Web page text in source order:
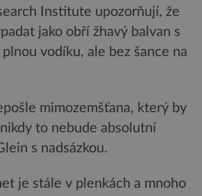
Institute upozorňují, že
jako obří žhavý balvan s
vodíku, ale bez šance na
mimozemšťana, který by
to nebude absolutní
s nadsázkou.
je stále v plenkách a mnoho